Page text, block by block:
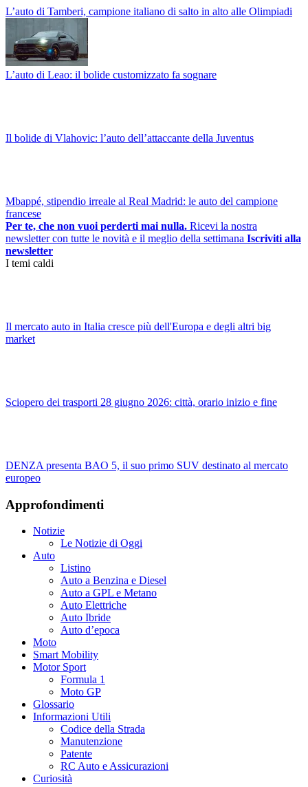
L’auto di Tamberi, campione italiano di salto in alto alle Olimpiadi
L’auto di Leao: il bolide customizzato fa sognare
Il bolide di Vlahovic: l’auto dell’attaccante della Juventus
Mbappé, stipendio irreale al Real Madrid: le auto del campione
francese
Per te, che non vuoi perderti mai nulla. Ricevi la nostra
newsletter con tutte le novità e il meglio della settimana Iscriviti alla
newsletter
I temi caldi
Il mercato auto in Italia cresce più dell'Europa e degli altri big
market
Sciopero dei trasporti 28 giugno 2026: città, orario inizio e fine
DENZA presenta BAO 5, il suo primo SUV destinato al mercato
europeo
Approfondimenti
Notizie
Le Notizie di Oggi
Auto
Listino
Auto a Benzina e Diesel
Auto a GPL e Metano
Auto Elettriche
Auto Ibride
Auto d’epoca
Moto
Smart Mobility
Motor Sport
Formula 1
Moto GP
Glossario
Informazioni Utili
Codice della Strada
Manutenzione
Patente
RC Auto e Assicurazioni
Curiosità